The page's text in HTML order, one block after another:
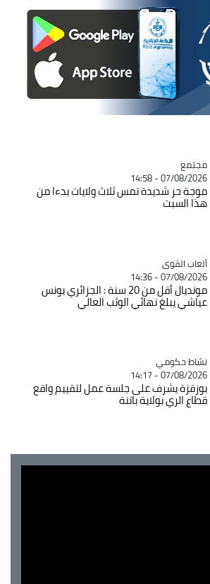
Catégorie
مجتمع
07/08/2026 - 14:58
موجة حر شديدة تمس ثلاث ولايات بدءا من
هذا السبت
Catégorie
ألعاب القوى
07/08/2026 - 14:36
مونديال أقل من 20 سنة : الجزائري يونس
عياشي يبلغ نهائي الوثب العالي
Catégorie
نشاط حكومي
07/08/2026 - 14:17
بوزقزة يشرف على جلسة عمل لتقييم واقع
قطاع الري بولاية باتنة